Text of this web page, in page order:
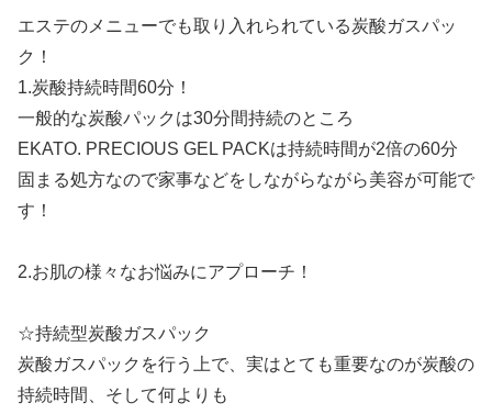
エステのメニューでも取り入れられている炭酸ガスパッ
ク！
1.炭酸持続時間60分！
一般的な炭酸パックは30分間持続のところ
EKATO. PRECIOUS GEL PACKは持続時間が2倍の60分
固まる処方なので家事などをしながらながら美容が可能で
す！
2.お肌の様々なお悩みにアプローチ！
☆持続型炭酸ガスパック
炭酸ガスパックを行う上で、実はとても重要なのが炭酸の
持続時間、そして何よりも